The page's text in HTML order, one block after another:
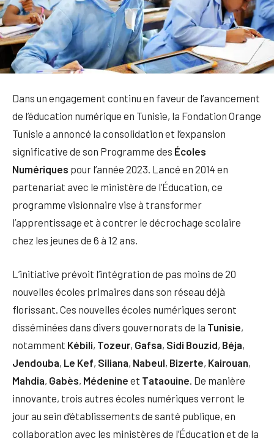
Dans un engagement continu en faveur de l’avancement
de l’éducation numérique en Tunisie, la Fondation Orange
Tunisie a annoncé la consolidation et l’expansion
significative de son Programme des Écoles
Numériques pour l’année 2023. Lancé en 2014 en
partenariat avec le ministère de l’Éducation, ce
programme visionnaire vise à transformer
l’apprentissage et à contrer le décrochage scolaire
chez les jeunes de 6 à 12 ans.
L’initiative prévoit l’intégration de pas moins de 20
nouvelles écoles primaires dans son réseau déjà
florissant. Ces nouvelles écoles numériques seront
disséminées dans divers gouvernorats de la Tunisie,
notamment Kébili, Tozeur, Gafsa, Sidi Bouzid, Béja,
Jendouba, Le Kef, Siliana, Nabeul, Bizerte, Kairouan,
Mahdia, Gabès, Médenine et Tataouine. De manière
innovante, trois autres écoles numériques verront le
jour au sein d’établissements de santé publique, en
collaboration avec les ministères de l’Éducation et de la